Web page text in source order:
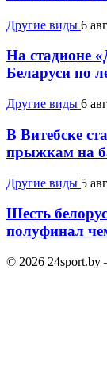
Другие виды 6 авг
На стадионе
Беларуси по
Другие виды 6 авг
В Витебске
прыжкам на
Другие виды 5 авг
Шесть
полуфинал
© 2026 24sport.by